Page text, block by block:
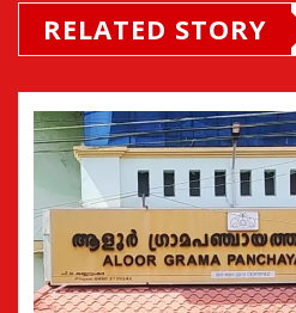
RELATED STORY